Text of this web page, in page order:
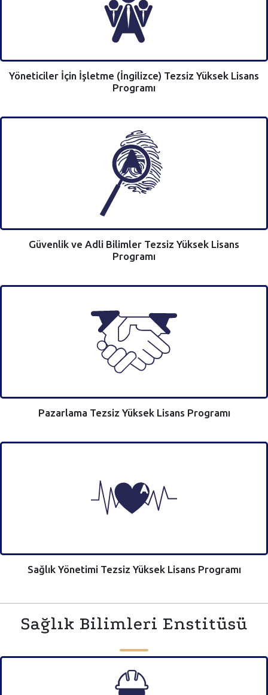
Yöneticiler İçin İşletme (İngilizce) Tezsiz Yüksek Lisans
Programı
Güvenlik ve Adli Bilimler Tezsiz Yüksek Lisans
Programı
Pazarlama Tezsiz Yüksek Lisans Programı
Sağlık Yönetimi Tezsiz Yüksek Lisans Programı
Sağlık Bilimleri Enstitüsü